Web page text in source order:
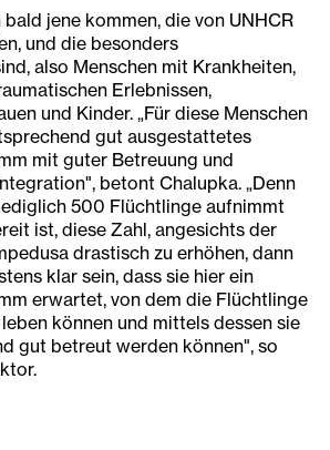
jene kommen, die von UNHCR
und die besonders
also Menschen mit Krankheiten,
Erlebnissen,
und Kinder. „Für diese Menschen
gut ausgestattetes
mit guter Betreuung und
betont Chalupka. „Denn
500 Flüchtlinge aufnimmt
ist, diese Zahl, angesichts der
drastisch zu erhöhen, dann
klar sein, dass sie hier ein
erwartet, von dem die Flüchtlinge
können und mittels dessen sie
gut betreut werden können", so